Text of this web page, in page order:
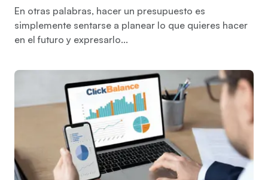
En otras palabras, hacer un presupuesto es
simplemente sentarse a planear lo que quieres hacer
en el futuro y expresarlo...